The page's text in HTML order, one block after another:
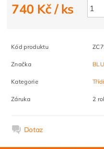
740 Kč/ ks
Kód produktu
Značka
Kategorie
Záruka 2
Dotaz